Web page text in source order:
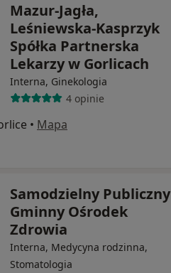
Mazur-Jagła,
Leśniewska-Kasprzyk
Spółka Partnerska
Lekarzy w Gorlicach
Interna, Ginekologia
4 opinie
• Mapa
Samodzielny Publiczny
Gminny Ośrodek
Zdrowia
Interna, Medycyna rodzinna,
Stomatologia